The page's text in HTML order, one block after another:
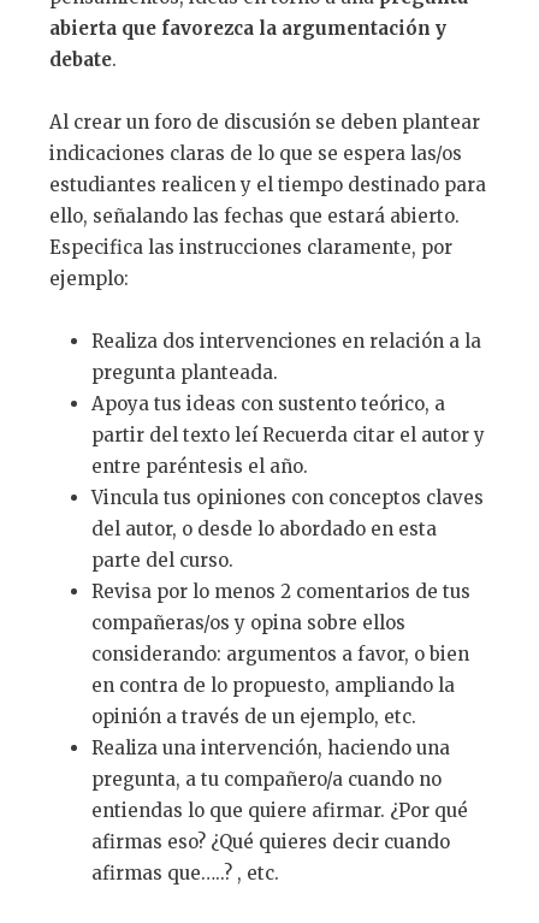
abierta que favorezca la argumentación y
debate.
Al crear un foro de discusión se deben plantear
indicaciones claras de lo que se espera las/os
estudiantes realicen y el tiempo destinado para
ello, señalando las fechas que estará abierto.
Especifica las instrucciones claramente, por
ejemplo:
Realiza dos intervenciones en relación a la
pregunta planteada.
Apoya tus ideas con sustento teórico, a
partir del texto leí Recuerda citar el autor y
entre paréntesis el año.
Vincula tus opiniones con conceptos claves
del autor, o desde lo abordado en esta
parte del curso.
Revisa por lo menos 2 comentarios de tus
compañeras/os y opina sobre ellos
considerando: argumentos a favor, o bien
en contra de lo propuesto, ampliando la
opinión a través de un ejemplo, etc.
Realiza una intervención, haciendo una
pregunta, a tu compañero/a cuando no
entiendas lo que quiere afirmar. ¿Por qué
afirmas eso? ¿Qué quieres decir cuando
afirmas que…..? , etc.